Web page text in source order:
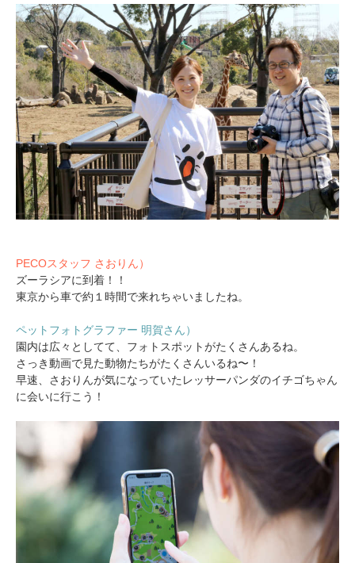
PECOスタッフ さおりん）
ズーラシアに到着！！
東京から車で約１時間で来れちゃいましたね。
ペットフォトグラファー 明賀さん）
園内は広々としてて、フォトスポットがたくさんあるね。
さっき動画で見た動物たちがたくさんいるね〜！
早速、さおりんが気になっていたレッサーパンダのイチゴちゃん
に会いに行こう！